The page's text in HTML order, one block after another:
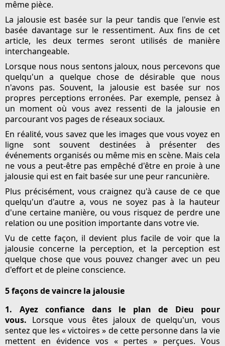
même pièce.
La jalousie est basée sur la peur tandis que l'envie est
basée davantage sur le ressentiment. Aux fins de cet
article, les deux termes seront utilisés de manière
interchangeable.
Lorsque nous nous sentons jaloux, nous percevons que
quelqu'un a quelque chose de désirable que nous
n'avons pas. Souvent, la jalousie est basée sur nos
propres perceptions erronées. Par exemple, pensez à
un moment où vous avez ressenti de la jalousie en
parcourant vos pages de réseaux sociaux.
En réalité, vous savez que les images que vous voyez en
ligne sont souvent destinées à présenter des
événements organisés ou même mis en scène. Mais cela
ne vous a peut-être pas empêché d'être en proie à une
jalousie qui est en fait basée sur une peur rancunière.
Plus précisément, vous craignez qu'à cause de ce que
quelqu'un d'autre a, vous ne soyez pas à la hauteur
d'une certaine manière, ou vous risquez de perdre une
relation ou une position importante dans votre vie.
Vu de cette façon, il devient plus facile de voir que la
jalousie concerne la perception, et la perception est
quelque chose que vous pouvez changer avec un peu
d'effort et de pleine conscience.
5 façons de vaincre la jalousie
1. Ayez confiance dans le plan de Dieu pour
vous. Lorsque vous êtes jaloux de quelqu'un, vous
sentez que les « victoires » de cette personne dans la vie
mettent en évidence vos « pertes » perçues. Vous